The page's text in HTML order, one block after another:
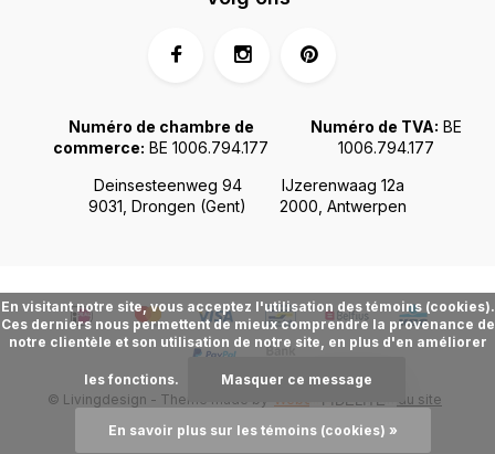
Deinsesteenweg 94
9031, Drongen (Gent)
IJzerenwaag 12a
2000, Antwerpen
Numéro de chambre de
commerce: BE 1006.794.177
Numéro de TVA: BE
1006.794.177
© Livingdesign - Theme made by Webdinge.nl Plan du site
En visitant notre site, vous acceptez l'utilisation des témoins (cookies).
Ces derniers nous permettent de mieux comprendre la provenance de
notre clientèle et son utilisation de notre site, en plus d'en améliorer
les fonctions. Masquer ce message
En savoir plus sur les témoins (cookies) »
FIDÉLITÉ